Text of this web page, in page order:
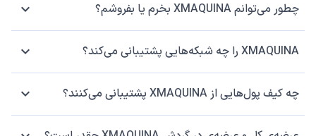
چطور می‌توانم XMAQUINA بخرم یا بفروشم؟
XMAQUINA را چه شبکه‌هایی پشتیبانی می‌کند؟
چه کیف پول‌هایی از XMAQUINA پشتیبانی می‌کنند؟